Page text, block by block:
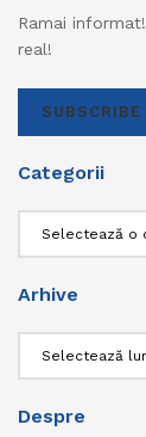
Ramai
real!
SUBSCRIBE
Categorii
Arhive
Despre